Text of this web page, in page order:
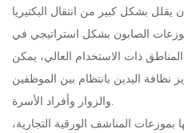
بشكل كبير من انتقال البكتيريا
الصابون بشكل استراتيجي في
ذات الاستخدام العالي، يمكن
اليدين بانتظام بين الموظفين
والزوار وأفراد الأسرة.
بموزعات المناشف الورقية التجارية،